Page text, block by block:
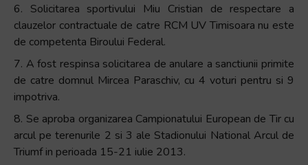
6. Solicitarea sportivului Miu Cristian de respectare a
clauzelor contractuale de catre RCM UV Timisoara nu este
de competenta Biroului Federal.
7. A fost respinsa solicitarea de anulare a sanctiunii primite
de catre domnul Mircea Paraschiv, cu 4 voturi pentru si 9
impotriva.
8. Se aproba organizarea Campionatului European de Tir cu
arcul pe terenurile 2 si 3 ale Stadionului National Arcul de
Triumf in perioada 15-21 iulie 2013.